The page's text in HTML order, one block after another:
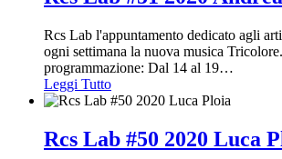
Rcs Lab l'appuntamento dedicato agli
ogni settimana la nuova musica
programmazione: Dal 14 al 19…
Leggi Tutto
Rcs Lab #50 2020 Luca